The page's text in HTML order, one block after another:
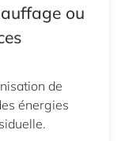
ou
de
énergies